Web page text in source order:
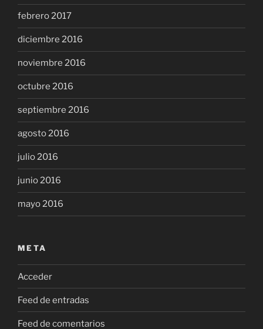
febrero 2017
diciembre 2016
noviembre 2016
octubre 2016
septiembre 2016
agosto 2016
julio 2016
junio 2016
mayo 2016
META
Acceder
Feed de entradas
Feed de comentarios